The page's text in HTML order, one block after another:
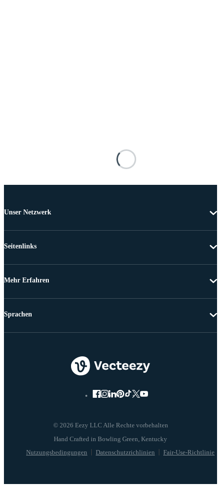
Unser Netzwerk
Seitenlinks
Mehr Erfahren
© 2026 Eezy LLC Alle Rechte vorbehalten
Nutzungsbedingungen Datenschutzrichlinien Fair-Use-Richtlinie
Sprachen